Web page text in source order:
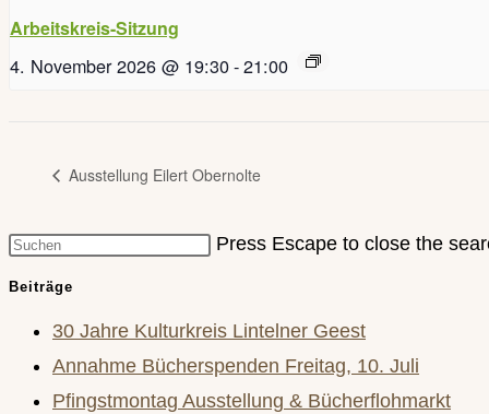
Arbeitskreis-Sitzung
4. November 2026 @ 19:30-21:00
Ausstellung Eilert Obernolte
Press Escape to close the
Beiträge
30 Jahre Kulturkreis Lintelner Geest
Annahme Bücherspenden Freitag, 10. Juli
Pfingstmontag Ausstellung & Bücherflohmarkt